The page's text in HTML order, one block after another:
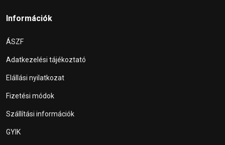
Információk
ÁSZF
Adatkezelési tájékoztató
Elállási nyilatkozat
Fizetési módok
Szállítási információk
GYIK